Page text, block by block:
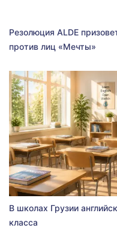
Резолюция ALDE
против лиц «Мечты»
В школах Грузии
класса